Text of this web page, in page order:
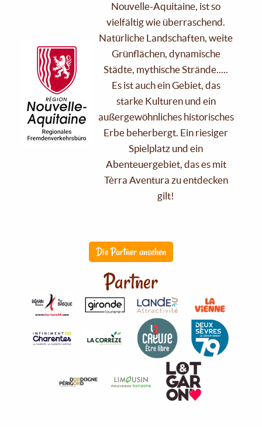
Nouvelle-Aquitaine, ist so
vielfältig wie überraschend.
Natürliche Landschaften, weite
Grünflächen, dynamische
Städte, mythische Strände.....
Es ist auch ein Gebiet, das
starke Kulturen und ein
außergewöhnliches historisches
Erbe beherbergt. Ein riesiger
Spielplatz und ein
Abenteuergebiet, das es mit
Tèrra Aventura zu entdecken
gilt!
Die Partner ansehen
Partner